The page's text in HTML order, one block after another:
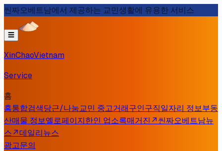
씬짜오베트남에서 제공하는 교민생활에 유용한 서비스
☰
XinChaoVietnam
Service
홈
홈통합검색당근/나눔교민 중고거래구인구직일자리 정보부동
산매물 정보옐로페이지한인 업소록매거진 ↗씬짜오베트남뉴
스↗데일리뉴스
광고문의